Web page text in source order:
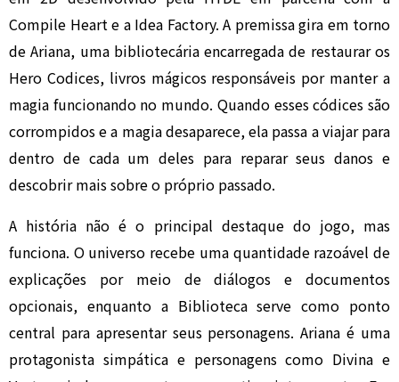
Compile Heart e a Idea Factory. A premissa gira em torno
de Ariana, uma bibliotecária encarregada de restaurar os
Hero Codices, livros mágicos responsáveis por manter a
magia funcionando no mundo. Quando esses códices são
corrompidos e a magia desaparece, ela passa a viajar para
dentro de cada um deles para reparar seus danos e
descobrir mais sobre o próprio passado.
A história não é o principal destaque do jogo, mas
funciona. O universo recebe uma quantidade razoável de
explicações por meio de diálogos e documentos
opcionais, enquanto a Biblioteca serve como ponto
central para apresentar seus personagens. Ariana é uma
protagonista simpática e personagens como Divina e